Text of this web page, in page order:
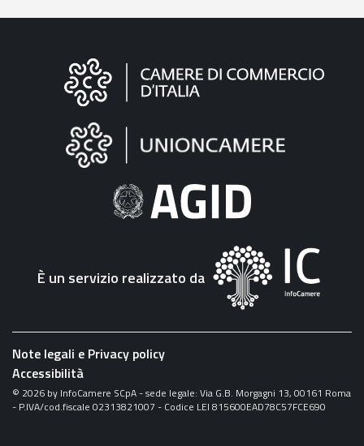
Informazioni
"Fattura
Elettronica"
È un servizio realizzato da
Note legali e Privacy policy
Accessibilità
© 2026 by InfoCamere SCpA - sede legale: Via G.B. Morgagni 13, 00161 Roma
- P.IVA/cod.fiscale 02313821007 - Codice LEI 815600EAD78C57FCE690